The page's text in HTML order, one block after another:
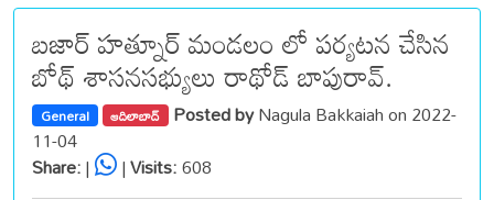
బజార్ హత్నూర్ మండలం లో పర్యటన చేసిన
బోథ్ శాసనసభ్యులు రాథోడ్ బాపురావ్.
General ఆదిలాబాద్ Posted byNagula Bakkaiah on 2022-
11-04
Share:| |Visits:608